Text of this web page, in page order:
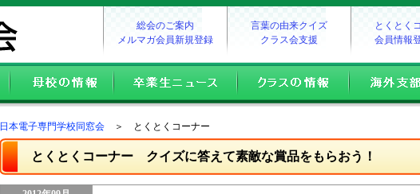
とくとく
会員情報
言葉の由来クイズ
クラス会支援
総会のご案内
メルマガ会員新規登録
日本電子専門学校同窓会 ＞ とくとくコーナー
とくとくコーナー クイズに答えて素敵な賞品をもらおう！